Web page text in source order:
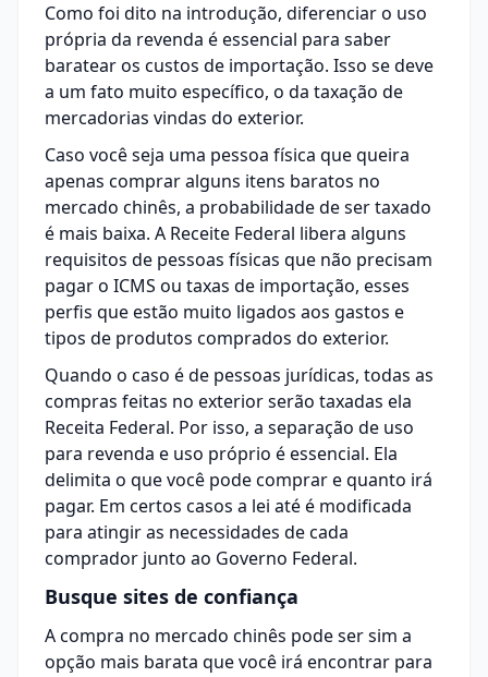
Como foi dito na introdução, diferenciar o uso
própria da revenda é essencial para saber
baratear os custos de importação. Isso se deve
a um fato muito específico, o da taxação de
mercadorias vindas do exterior.
Caso você seja uma pessoa física que queira
apenas comprar alguns itens baratos no
mercado chinês, a probabilidade de ser taxado
é mais baixa. A Receite Federal libera alguns
requisitos de pessoas físicas que não precisam
pagar o ICMS ou taxas de importação, esses
perfis que estão muito ligados aos gastos e
tipos de produtos comprados do exterior.
Quando o caso é de pessoas jurídicas, todas as
compras feitas no exterior serão taxadas ela
Receita Federal. Por isso, a separação de uso
para revenda e uso próprio é essencial. Ela
delimita o que você pode comprar e quanto irá
pagar. Em certos casos a lei até é modificada
para atingir as necessidades de cada
comprador junto ao Governo Federal.
Busque sites de confiança
A compra no mercado chinês pode ser sim a
opção mais barata que você irá encontrar para